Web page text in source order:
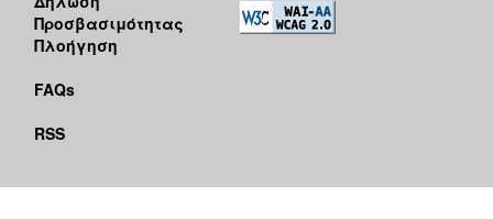
Προσβασιμότητας
Πλοήγηση
FAQs
RSS